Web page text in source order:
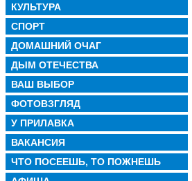
КУЛЬТУРА
СПОРТ
ДОМАШНИЙ ОЧАГ
ДЫМ ОТЕЧЕСТВА
ВАШ ВЫБОР
ФОТОВЗГЛЯД
У ПРИЛАВКА
ВАКАНСИЯ
ЧТО ПОСЕЕШЬ, ТО ПОЖНЕШЬ